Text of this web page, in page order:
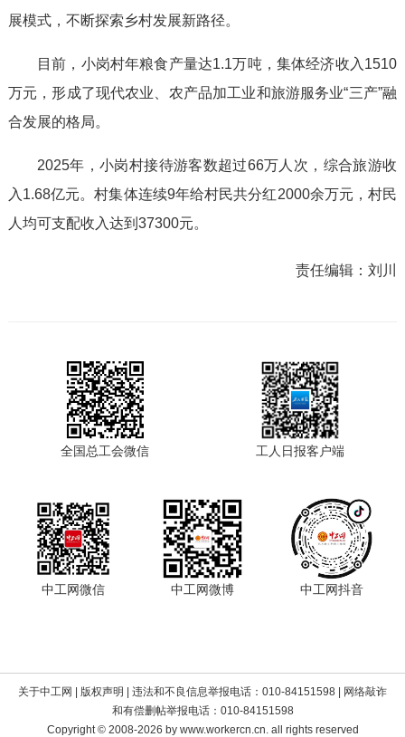
展模式，不断探索乡村发展新路径。
目前，小岗村年粮食产量达1.1万吨，集体经济收入1510
万元，形成了现代农业、农产品加工业和旅游服务业“三产”融
合发展的格局。
2025年，小岗村接待游客数超过66万人次，综合旅游收
入1.68亿元。村集体连续9年给村民共分红2000余万元，村民
人均可支配收入达到37300元。
责任编辑：刘川
全国总工会微信 工人日报客户端
中工网微信 中工网微博 中工网抖音
关于中工网 版权声明
| 违法和不良信息举报电话：010-84151598 | 网络敲诈
和有偿删帖举报电话：010-84151598
Copyright © 2008-2026 by www.workercn.cn. all rights reserved